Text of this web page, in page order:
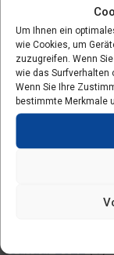
Um Ihnen ein
wie Cookies, um
zuzugreifen. Wenn
wie das Surfverhalten
Wenn Sie Ihre
bestimmte Merkmale
November 2022
August 2022(1)
Juli 2022(5)